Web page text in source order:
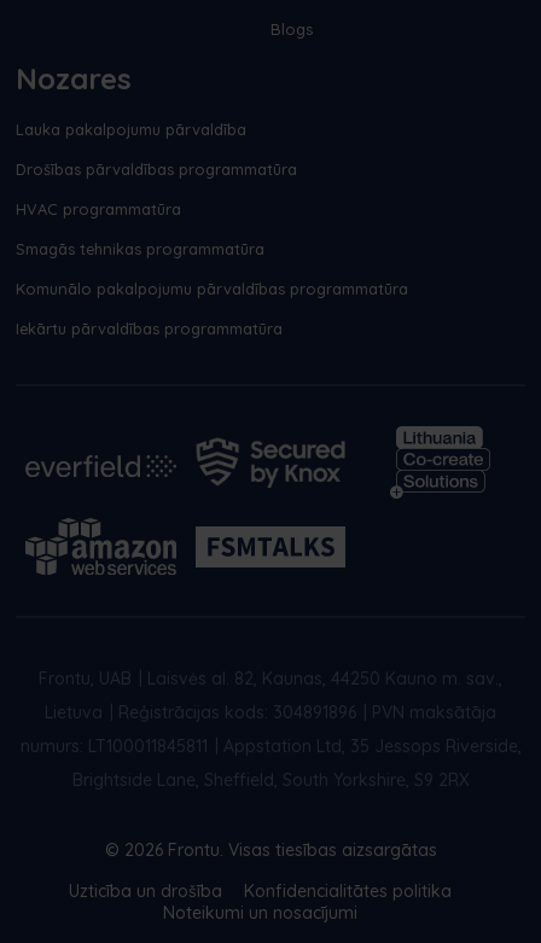
Blogs
Nozares
Lauka pakalpojumu pārvaldība
Drošības pārvaldības programmatūra
HVAC programmatūra
Smagās tehnikas programmatūra
Komunālo pakalpojumu pārvaldības programmatūra
Iekārtu pārvaldības programmatūra
Frontu, UAB
Laisvės al. 82, Kaunas, 44250 Kauno m. sav.,
Lietuva
Reģistrācijas kods: 304891896
PVN maksātāja
numurs: LT100011845811
Appstation Ltd, 35 Jessops Riverside,
Brightside Lane, Sheffield, South Yorkshire, S9 2RX
© 2026 Frontu. Visas tiesības aizsargātas
Uzticība un drošība
Konfidencialitātes politika
Noteikumi un nosacījumi